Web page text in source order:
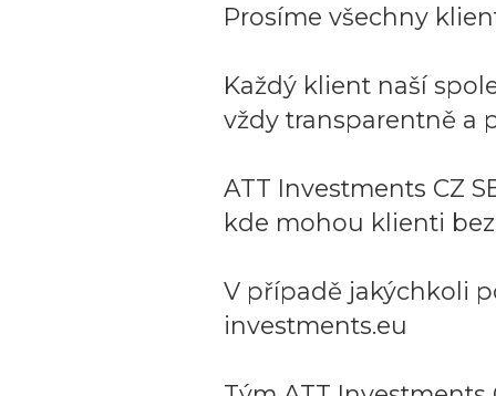
Prosíme všechny
Každý klient naší
vždy transparentně a
ATT Investments CZ
kde mohou klienti
V případě jakýchkoli
investments.eu